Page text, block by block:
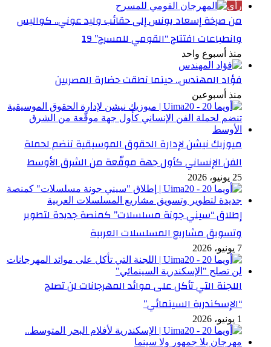
رأي
من صرخة إسعاد يونس إلى حقائب وليد عوني.. كواليس
وانطباعات افتتاح “القومي للمسرح” 19
منذ أسبوع واحد
فؤاد المهندس.. حينما نطقت حضارة المصريين
منذ أسبوعين
ميوزيك نيشن لإدارة الحقوق الموسيقية تنضم لحملة
الفن الإنساني كأول جهة موقّعة من الشرق الأوسط
25 يونيو، 2026
إطلاق “سيني جونة مسلسلات” كمنصة جديدة لتطوير
وتسويق مشاريع المسلسلات العربية
7 يونيو، 2026
اللجنة التي تأكل على موائد المهرجانات لن تصلح
“الإسكندرية السينمائي”
1 يونيو، 2026